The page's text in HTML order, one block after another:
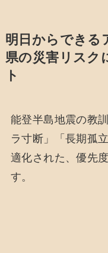
明日からできる
県の災害リスク
ト
能登半島地震の教
ラ寸断」「長期孤
適化された、優先
す。